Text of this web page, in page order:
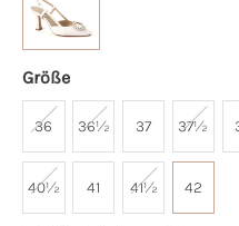
Größe
36 36½ 37 37½
40½ 41 41½ 42